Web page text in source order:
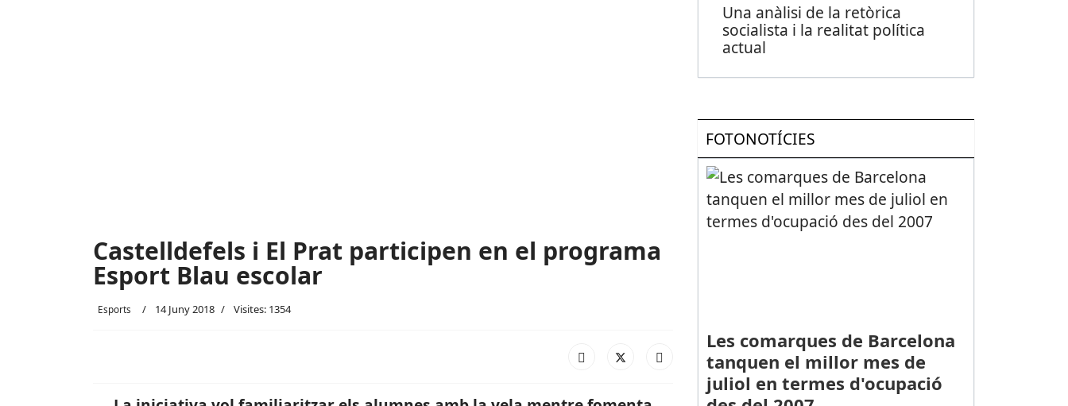
Castelldefels i El Prat participen en el programa
Esport Blau escolar
Esports 14 Juny 2018 Visites: 1354
Una anàlisi de la retòrica
socialista i la realitat política
actual
FOTONOTÍCIES
Les comarques de Barcelona
tanquen el millor mes de
juliol en termes d'ocupació